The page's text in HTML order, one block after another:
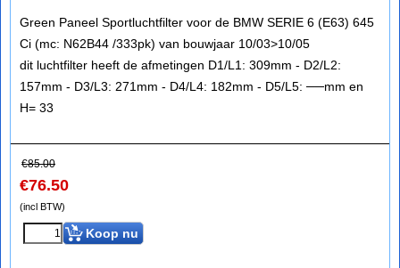
Green Paneel Sportluchtfilter voor de BMW SERIE 6 (E63) 645
Ci (mc: N62B44 /333pk) van bouwjaar 10/03>10/05
dit luchtfilter heeft de afmetingen D1/L1: 309mm - D2/L2:
157mm - D3/L3: 271mm - D4/L4: 182mm - D5/L5: ──mm en
H= 33
€85.00
€76.50
(incl BTW)
Koop nu